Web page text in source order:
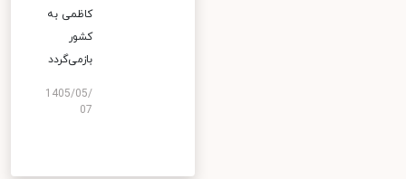
کاظمی به
کشور
بازمی‌گردد
1405/05/
07